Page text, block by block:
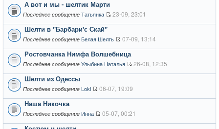
А вот и мы - шелтик Марти
Последнее сообщение Татьянка 23-09, 23:01
Шелти в "Барбари'с Скай"
Последнее сообщение Белая Шелть 07-09, 13:14
Ростовчанка Нимфа Волшебница
Последнее сообщение Улыбина Наталья 26-08, 12:35
Шелти из Одессы
Последнее сообщение Loki 06-07, 19:09
Наша Никочка
Последнее сообщение Инна 05-07, 00:21